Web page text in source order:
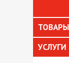
ТОВАРЫ
УСЛУГИ